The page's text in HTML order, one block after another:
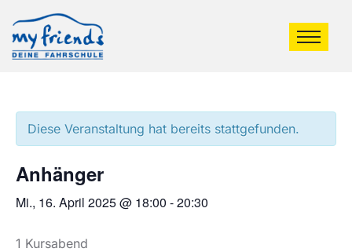
Diese Veranstaltung hat bereits stattgefunden.
Anhänger
Mi., 16. April 2025 @ 18:00 -20:30
1 Kursabend